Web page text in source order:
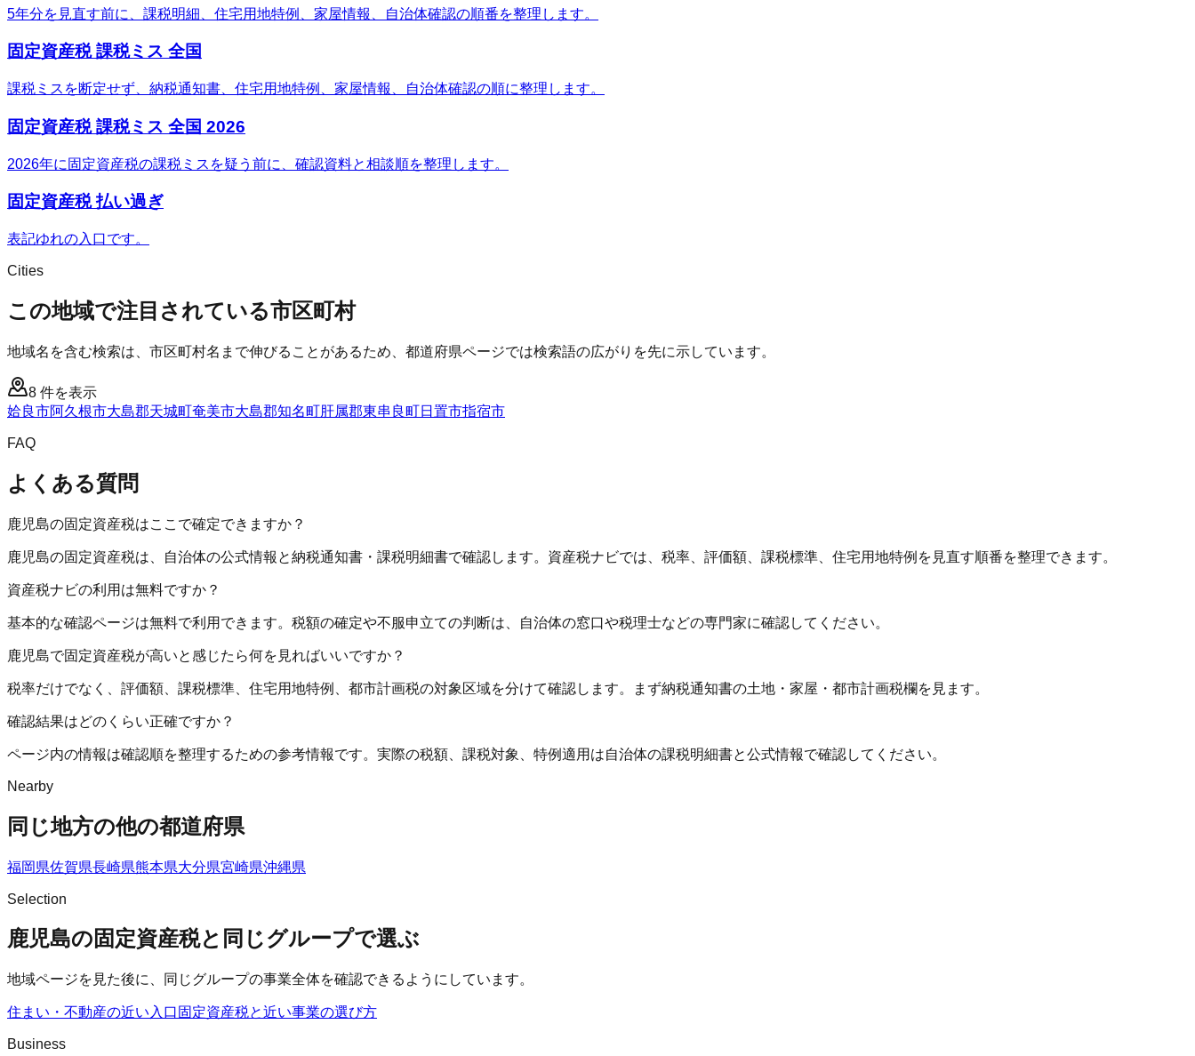
5年分を見直す前に、課税明細、住宅用地特例、家屋情報、自治体確認の順番を整理します。
固定資産税 課税ミス 全国
課税ミスを断定せず、納税通知書、住宅用地特例、家屋情報、自治体確認の順に整理します。
固定資産税 課税ミス 全国 2026
2026年に固定資産税の課税ミスを疑う前に、確認資料と相談順を整理します。
固定資産税 払い過ぎ
表記ゆれの入口です。
Cities
この地域で注目されている市区町村
地域名を含む検索は、市区町村名まで伸びることがあるため、都道府県ページでは検索語の広がりを先に示しています。
8 件を表示
姶良市阿久根市大島郡天城町奄美市大島郡知名町肝属郡東串良町日置市指宿市
FAQ
よくある質問
鹿児島の固定資産税はここで確定できますか？
鹿児島の固定資産税は、自治体の公式情報と納税通知書・課税明細書で確認します。資産税ナビでは、税率、評価額、課税標準、住宅用地特例を見直す順番を整理できます。
資産税ナビの利用は無料ですか？
基本的な確認ページは無料で利用できます。税額の確定や不服申立ての判断は、自治体の窓口や税理士などの専門家に確認してください。
鹿児島で固定資産税が高いと感じたら何を見ればいいですか？
税率だけでなく、評価額、課税標準、住宅用地特例、都市計画税の対象区域を分けて確認します。まず納税通知書の土地・家屋・都市計画税欄を見ます。
確認結果はどのくらい正確ですか？
ページ内の情報は確認順を整理するための参考情報です。実際の税額、課税対象、特例適用は自治体の課税明細書と公式情報で確認してください。
Nearby
同じ地方の他の都道府県
福岡県佐賀県長崎県熊本県大分県宮崎県沖縄県
Selection
鹿児島の固定資産税と同じグループで選ぶ
地域ページを見た後に、同じグループの事業全体を確認できるようにしています。
住まい・不動産の近い入口 固定資産税と近い事業の選び方
Business